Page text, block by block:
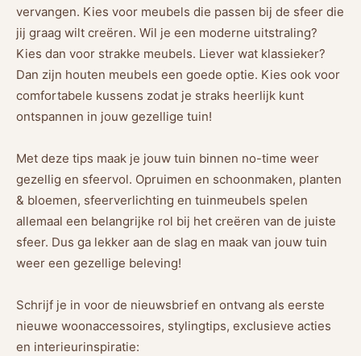
vervangen. Kies voor meubels die passen bij de sfeer die
jij graag wilt creëren. Wil je een moderne uitstraling?
Kies dan voor strakke meubels. Liever wat klassieker?
Dan zijn houten meubels een goede optie. Kies ook voor
comfortabele kussens zodat je straks heerlijk kunt
ontspannen in jouw gezellige tuin!
Met deze tips maak je jouw tuin binnen no-time weer
gezellig en sfeervol. Opruimen en schoonmaken, planten
& bloemen, sfeerverlichting en tuinmeubels spelen
allemaal een belangrijke rol bij het creëren van de juiste
sfeer. Dus ga lekker aan de slag en maak van jouw tuin
weer een gezellige beleving!
Schrijf je in voor de nieuwsbrief en ontvang als eerste
nieuwe woonaccessoires, stylingtips, exclusieve acties
en interieurinspiratie: